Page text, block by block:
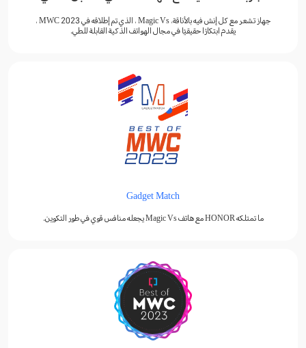
جهاز تشعر مع كل إنش فيه بالأناقة، Magic Vs ، الذي تم إطلاقه في MWC 2023 ،
يقدم ابتكارًا حقيقيًا في مجال الهواتف الذكية القابلة للطي.
Gadget Match
ما تمتلكه HONOR مع هاتف Magic Vs يجعله منافس قوي في طور التكوين.